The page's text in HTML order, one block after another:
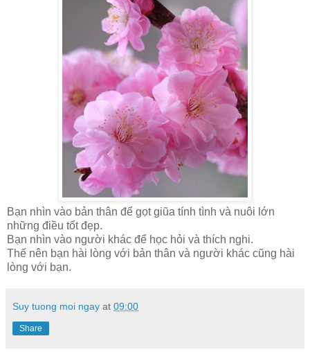
Bạn nhìn vào bản thân để gọt giũa tính tình và nuôi lớn
những điều tốt đẹp.
Bạn nhìn vào người khác để học hỏi và thích nghi.
Thế nên bạn hài lòng với bản thân và người khác cũng hài
lòng với bạn.
Suy tuong moi ngay at 09:00
Share